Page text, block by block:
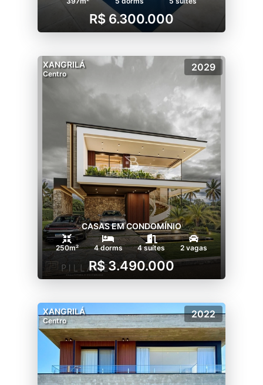
R$ 6.300.000
XANGRILÁ
Centro
2029
CASAS EM CONDOMÍNIO
250m² 4 dorms 4 suítes 2 vagas
R$ 3.490.000
XANGRILÁ
Centro
2022